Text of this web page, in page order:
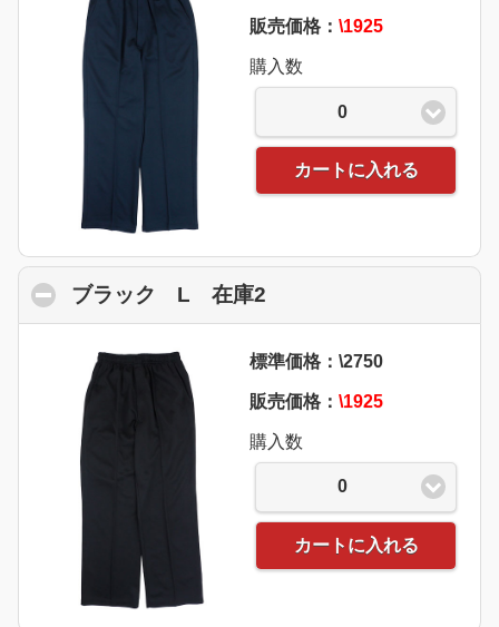
販売価格： \1925
購入数
0
カートに入れる
ブラック L 在庫2
標準価格：\2750
販売価格： \1925
購入数
0
カートに入れる